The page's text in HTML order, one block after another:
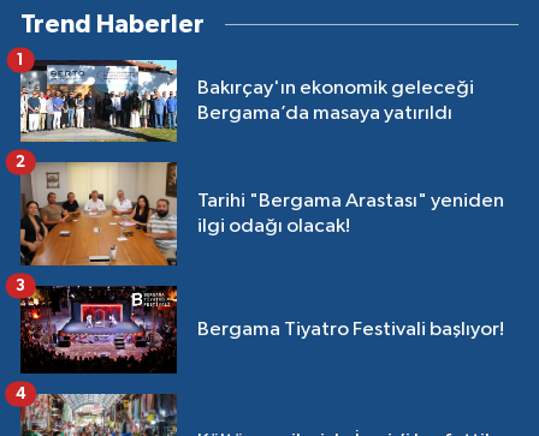
Trend Haberler
Bakırçay'ın ekonomik geleceği
Bergama’da masaya yatırıldı
1
Tarihi "Bergama Arastası" yeniden
ilgi odağı olacak!
2
Bergama Tiyatro Festivali başlıyor!
3
4